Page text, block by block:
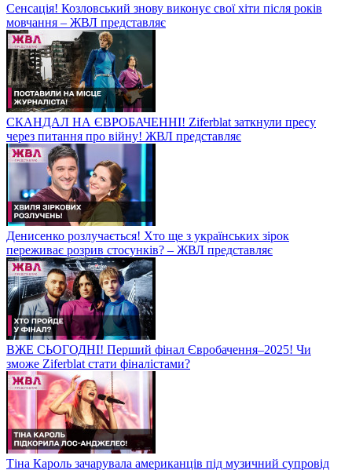
Сенсація! Козловський знову виконує свої хіти після років
мовчання – ЖВЛ представляє
СКАНДАЛ НА ЄВРОБАЧЕННІ! Ziferblat заткнули пресу
через питання про війну! ЖВЛ представляє
Денисенко розлучається! Хто ще з українських зірок
переживає розрив стосунків? – ЖВЛ представляє
ВЖЕ СЬОГОДНІ! Перший фінал Євробачення–2025! Чи
зможе Ziferblat стати фіналістами?
Тіна Кароль зачарувала американців під музичний супровід